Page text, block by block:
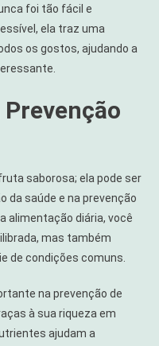
foi tão fácil e
ela traz uma
os gostos, ajudando a
saborosa; ela pode ser
da saúde e na prevenção
alimentação diária, você
mas também
de condições comuns.
na prevenção de
à sua riqueza em
ajudam a